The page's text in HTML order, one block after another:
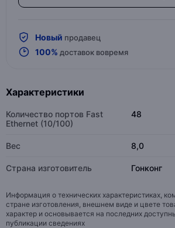
Новый продавец
100% доставок вовремя
Характеристики
Количество портов Fast
Ethernet (10/100)
48
Вес 8,0
Страна изготовитель Гонконг
Информация о технических характеристиках,
стране изготовления, внешнем виде и цвете
характер и основывается на последних
публикации сведениях